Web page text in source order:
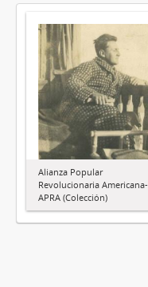
Alianza Popular
Revolucionaria Americana-
APRA (Colección)